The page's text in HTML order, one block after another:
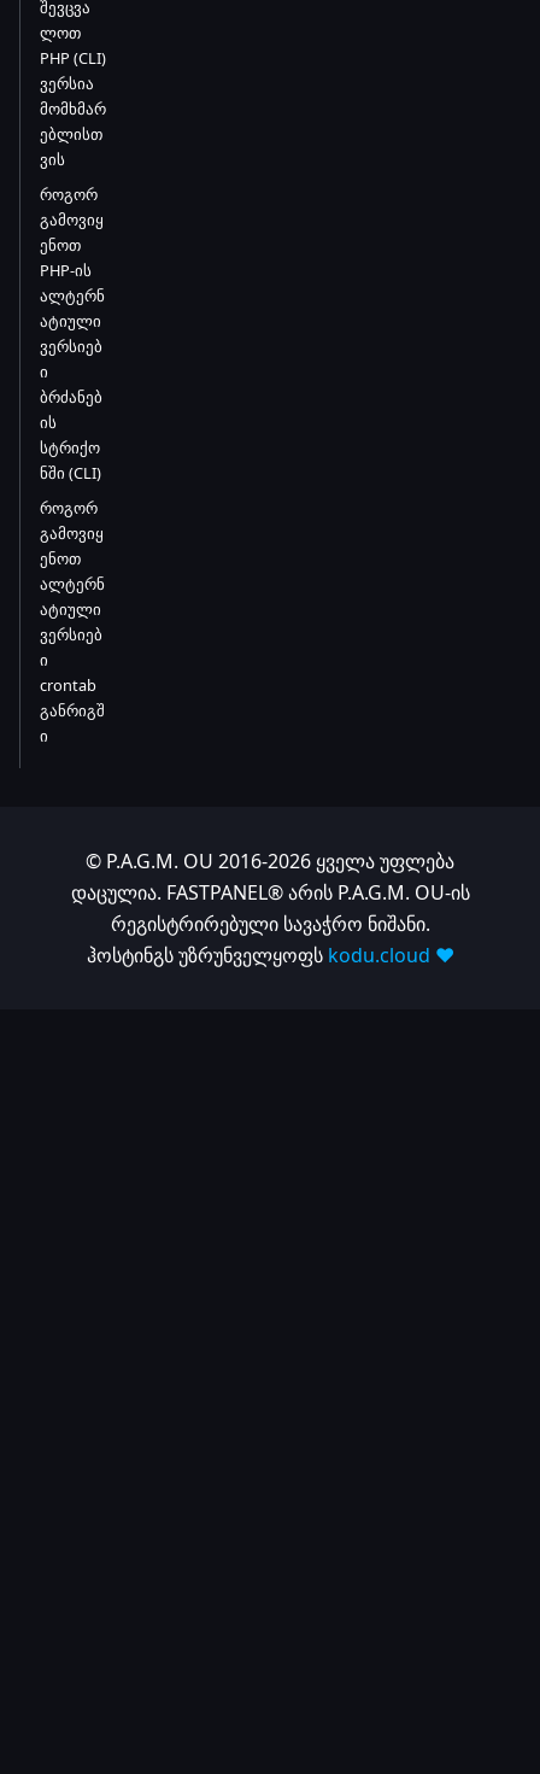
შევცვა
ლოთ
PHP (CLI)
ვერსია
მომხმარ
ებლისთ
ვის
როგორ
გამოვიყ
ენოთ
PHP-ის
ალტერნ
ატიული
ვერსიებ
ი
ბრძანებ
ის
სტრიქო
ნში (CLI)
როგორ
გამოვიყ
ენოთ
ალტერნ
ატიული
ვერსიებ
ი
crontab
განრიგშ
ი
© P.A.G.M. OU 2016-2026 ყველა უფლება
დაცულია. FASTPANEL® არის P.A.G.M. OU-ის
რეგისტრირებული სავაჭრო ნიშანი.
ჰოსტინგს უზრუნველყოფს kodu.cloud ❤️